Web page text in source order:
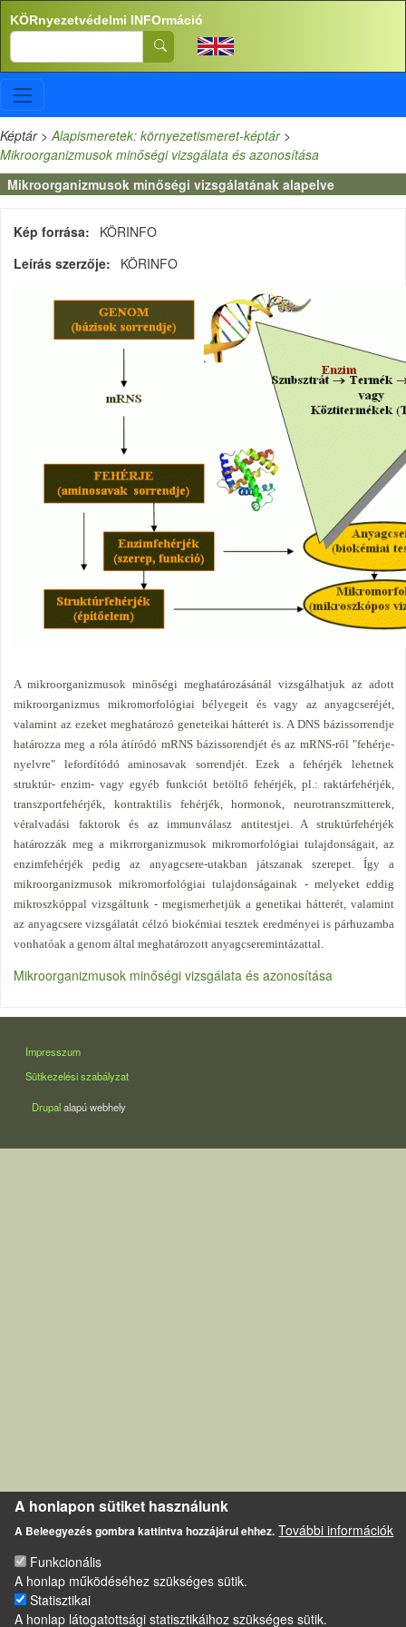
Ugrás a tartalomra
KÖRnyezetvédelmi INFOrmáció
Search
Képtár>Alapismeretek: környezetismeret-képtár>
Mikroorganizmusok minőségi vizsgálata és azonosítása
Mikroorganizmusok minőségi vizsgálatának alapelve
Kép forrása
KÖRINFO
Leírás szerzője
KÖRINFO
A mikroorganizmusok minőségi meghatározásánál vizsgálhatjuk az adott
mikroorganizmus mikromorfológiai bélyegeit és vagy az anyagcseréjét,
valamint az ezeket meghatározó geneteikai hátterét is. A DNS bázissorrendje
határozza meg a róla átíródó mRNS bázissorendjét és az mRNS-ről "fehérje-
nyelvre" lefordítódó aminosavak sorrendjét. Ezek a fehérjék lehetnek
struktúr- enzim- vagy egyéb funkciót betöltő fehérjék, pl.: raktárfehérjék,
transzportfehérjék, kontraktilis fehérjék, hormonok, neurotranszmitterek,
véralvadási faktorok és az immunválasz antitestjei. A struktúrfehérjék
határozzák meg a mikrrorganizmusok mikromorfológiai tulajdonságait, az
enzimfehérjék pedig az anyagcsere-utakban játszanak szerepet. Így a
mikroorganizmusok mikromorfológiai tulajdonságainak - melyeket eddig
mikroszkóppal vizsgáltunk - megismerhetjük a genetikai hátterét, valamint
az anyagcsere vizsgálatát célzó biokémiai tesztek eredményei is párhuzamba
vonhatóak a genom által meghatározott anyagcseremintázattal.
Mikroorganizmusok minőségi vizsgálata és azonosítása
LÁBLÉC
Impresszum
Sütikezelési szabályzat
Drupalalapú webhely
A honlapon sütiket használunk
A Beleegyezés gombra kattintva hozzájárul ehhez. További információk
Funkcionális
A honlap működéséhez szükséges sütik.
Statisztikai
A honlap látogatottsági statisztikáihoz szükséges sütik.